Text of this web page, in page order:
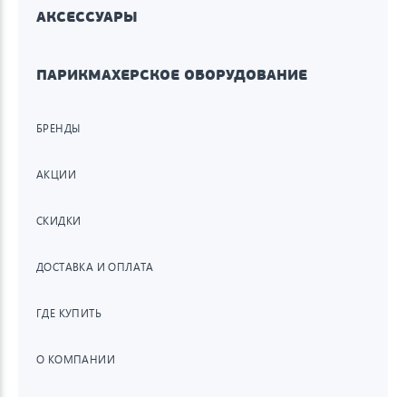
АКСЕССУАРЫ
ПАРИКМАХЕРСКОЕ ОБОРУДОВАНИЕ
БРЕНДЫ
АКЦИИ
СКИДКИ
ДОСТАВКА И ОПЛАТА
ГДЕ КУПИТЬ
О КОМПАНИИ